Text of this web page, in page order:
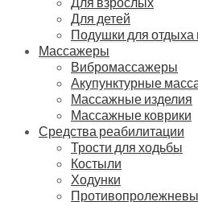
Для детей
Подушки для отдыха
Массажеры
Вибромассажеры
Акупунктурные
Массажные изделия
Массажные коврики
Средства реабилитации
Трости для ходьбы
Костыли
Ходунки